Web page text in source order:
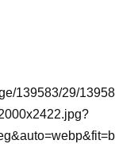
139583/29/